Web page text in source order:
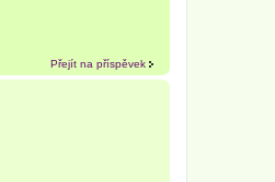
Přejít na příspěvek